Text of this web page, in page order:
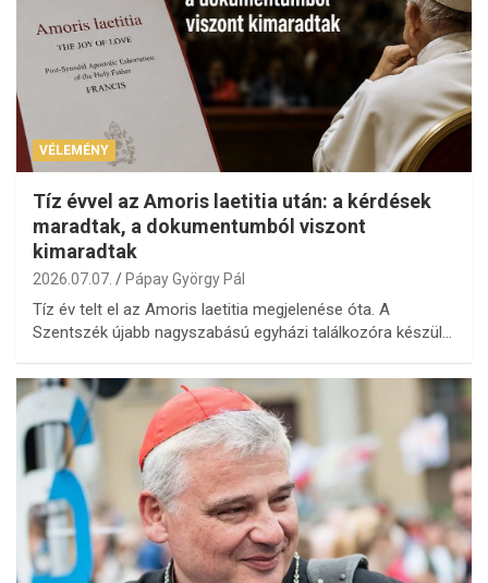
VÉLEMÉNY
Tíz évvel az Amoris laetitia után: a kérdések
maradtak, a dokumentumból viszont
kimaradtak
2026.07.07. Pápay György Pál
Tíz év telt el az Amoris laetitia megjelenése óta. A
Szentszék újabb nagyszabású egyházi találkozóra készül…